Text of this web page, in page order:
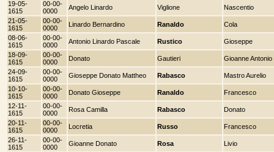
19-05-
1615
00-00-
0000
Angelo Linardo Viglione
Nascentio
21-05-
1615
00-00-
0000
Linardo Bernardino Ranaldo
Cola
08-06-
1615
00-00-
0000
Antonio Linardo Pascale Rustico
Gioseppe
18-09-
1615
00-00-
0000
Donato Gautieri
Gioanne Antonio
24-09-
1615
00-00-
0000
Gioseppe Donato Mattheo Rabasco
Mastro Aurelio
10-10-
1615
00-00-
0000
Donato Gioseppe Ranaldo
Francesco
12-11-
1615
00-00-
0000
Rosa Camilla Rabasco
Donato
20-11-
1615
00-00-
0000
Locretia Russo
Francesco
26-11-
1615
00-00-
0000
Gioanne Donato Rosa
Livio